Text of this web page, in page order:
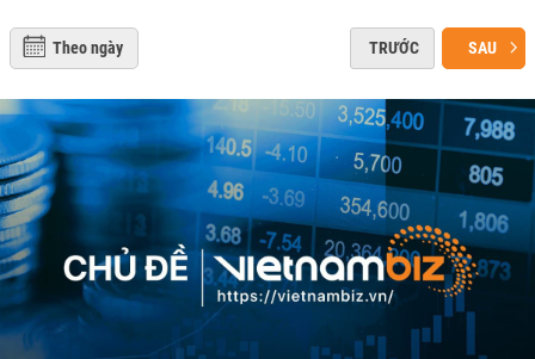
Theo ngày TRƯỚC SAU